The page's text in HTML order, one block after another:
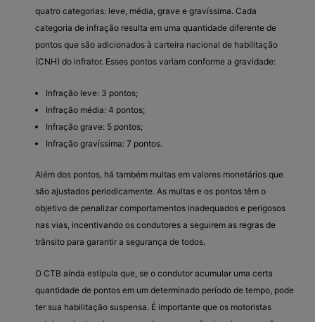
quatro categorias: leve, média, grave e gravíssima. Cada
categoria de infração resulta em uma quantidade diferente de
pontos que são adicionados à carteira nacional de habilitação
(CNH) do infrator. Esses pontos variam conforme a gravidade:
Infração leve: 3 pontos;
Infração média: 4 pontos;
Infração grave: 5 pontos;
Infração gravíssima: 7 pontos.
Além dos pontos, há também multas em valores monetários que
são ajustados periodicamente. As multas e os pontos têm o
objetivo de penalizar comportamentos inadequados e perigosos
nas vias, incentivando os condutores a seguirem as regras de
trânsito para garantir a segurança de todos.
O CTB ainda estipula que, se o condutor acumular uma certa
quantidade de pontos em um determinado período de tempo, pode
ter sua habilitação suspensa. É importante que os motoristas